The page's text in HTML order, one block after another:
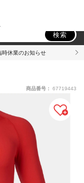
検索
時休業のお知らせ
商品番号： 67719443